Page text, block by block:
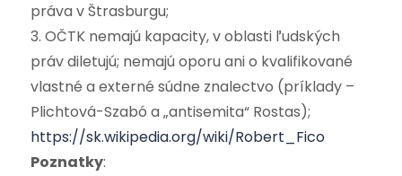
práva v Štrasburgu;
3. OČTK nemajú kapacity, v oblasti ľudských
práv diletujú; nemajú oporu ani o kvalifikované
vlastné a externé súdne znalectvo (príklady –
Plichtová-Szabó a „antisemita“ Rostas);
https://sk.wikipedia.org/wiki/Robert_Fico
Poznatky: